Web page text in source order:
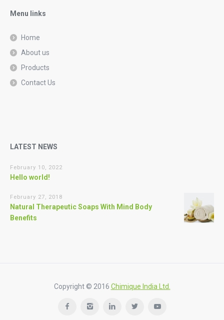
Menu links
Home
About us
Products
Contact Us
LATEST NEWS
February 10, 2022
Hello world!
February 27, 2018
Natural Therapeutic Soaps With Mind Body
Benefits
Copyright © 2016 Chimique India Ltd.